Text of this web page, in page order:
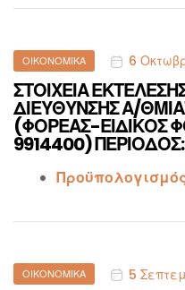
Categories
ΟΙΚΟΝΟΜΙΚΆ 6
ΣΤΟΙΧΕΙΑ
ΔΙΕΥΘΥΝΣΗΣ Α/
(ΦΟΡΕΑΣ-ΕΙΔΙΚΟΣ
9914400)
Categories
ΟΙΚΟΝΟΜΙΚΆ 5